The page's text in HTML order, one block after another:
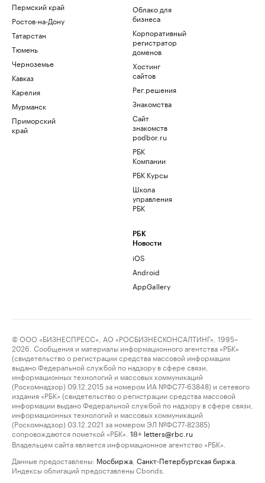
Пермский край
Ростов-на-Дону
Татарстан
Тюмень
Черноземье
Кавказ
Карелия
Мурманск
Приморский
край
Облако для
бизнеса
Корпоративный
регистратор
доменов
Хостинг
сайтов
Рег.решения
Знакомства
Сайт
знакомств
podbor.ru
РБК
Компании
РБК Курсы
Школа
управления
РБК
РБК
Новости
iOS
Android
AppGallery
© ООО «БИЗНЕСПРЕСС», АО «РОСБИЗНЕСКОНСАЛТИНГ», 1995–
2026. Сообщения и материалы информационного агентства «РБК»
(свидетельство о регистрации средства массовой информации
выдано Федеральной службой по надзору в сфере связи,
информационных технологий и массовых коммуникаций
(Роскомнадзор) 09.12.2015 за номером ИА №ФС77-63848) и сетевого
издания «РБК» (свидетельство о регистрации средства массовой
информации выдано Федеральной службой по надзору в сфере связи,
информационных технологий и массовых коммуникаций
(Роскомнадзор) 03.12.2021 за номером ЭЛ №ФС77-82385)
сопровождаются пометкой «РБК».
18+ letters@rbc.ru
Владельцем сайта является информационное агентство «РБК».
Данные предоставлены: Мосбиржа Санкт-Петербургская биржа
Индексы облигаций предоставлены Cbonds.